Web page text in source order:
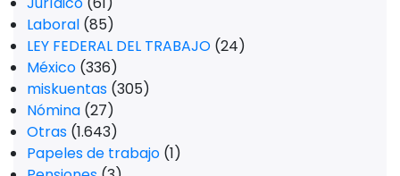
Laboral (85)
LEY FEDERAL DEL TRABAJO (24)
México (336)
miskuentas (305)
Nómina (27)
Otras (1.643)
Papeles de trabajo (1)